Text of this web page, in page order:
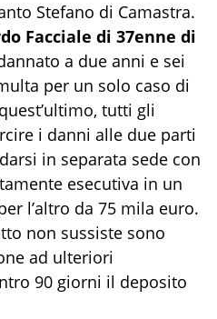
Stefano di Camastra.
Facciale di 37enne di
a due anni e sei
per un solo caso di
tutti gli
i danni alle due parti
in separata sede con
esecutiva in un
l’altro da 75 mila euro.
non sussiste sono
ad ulteriori
90 giorni il deposito